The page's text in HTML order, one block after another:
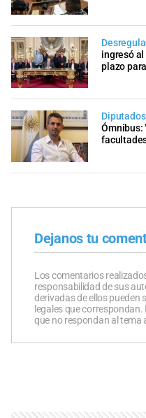
ingresó al
plazo
Diputados
Ómnibus:
Dejanos tu
Los comentarios
responsabilidad de sus
derivadas de ellos pueden
legales que
que no respondan al